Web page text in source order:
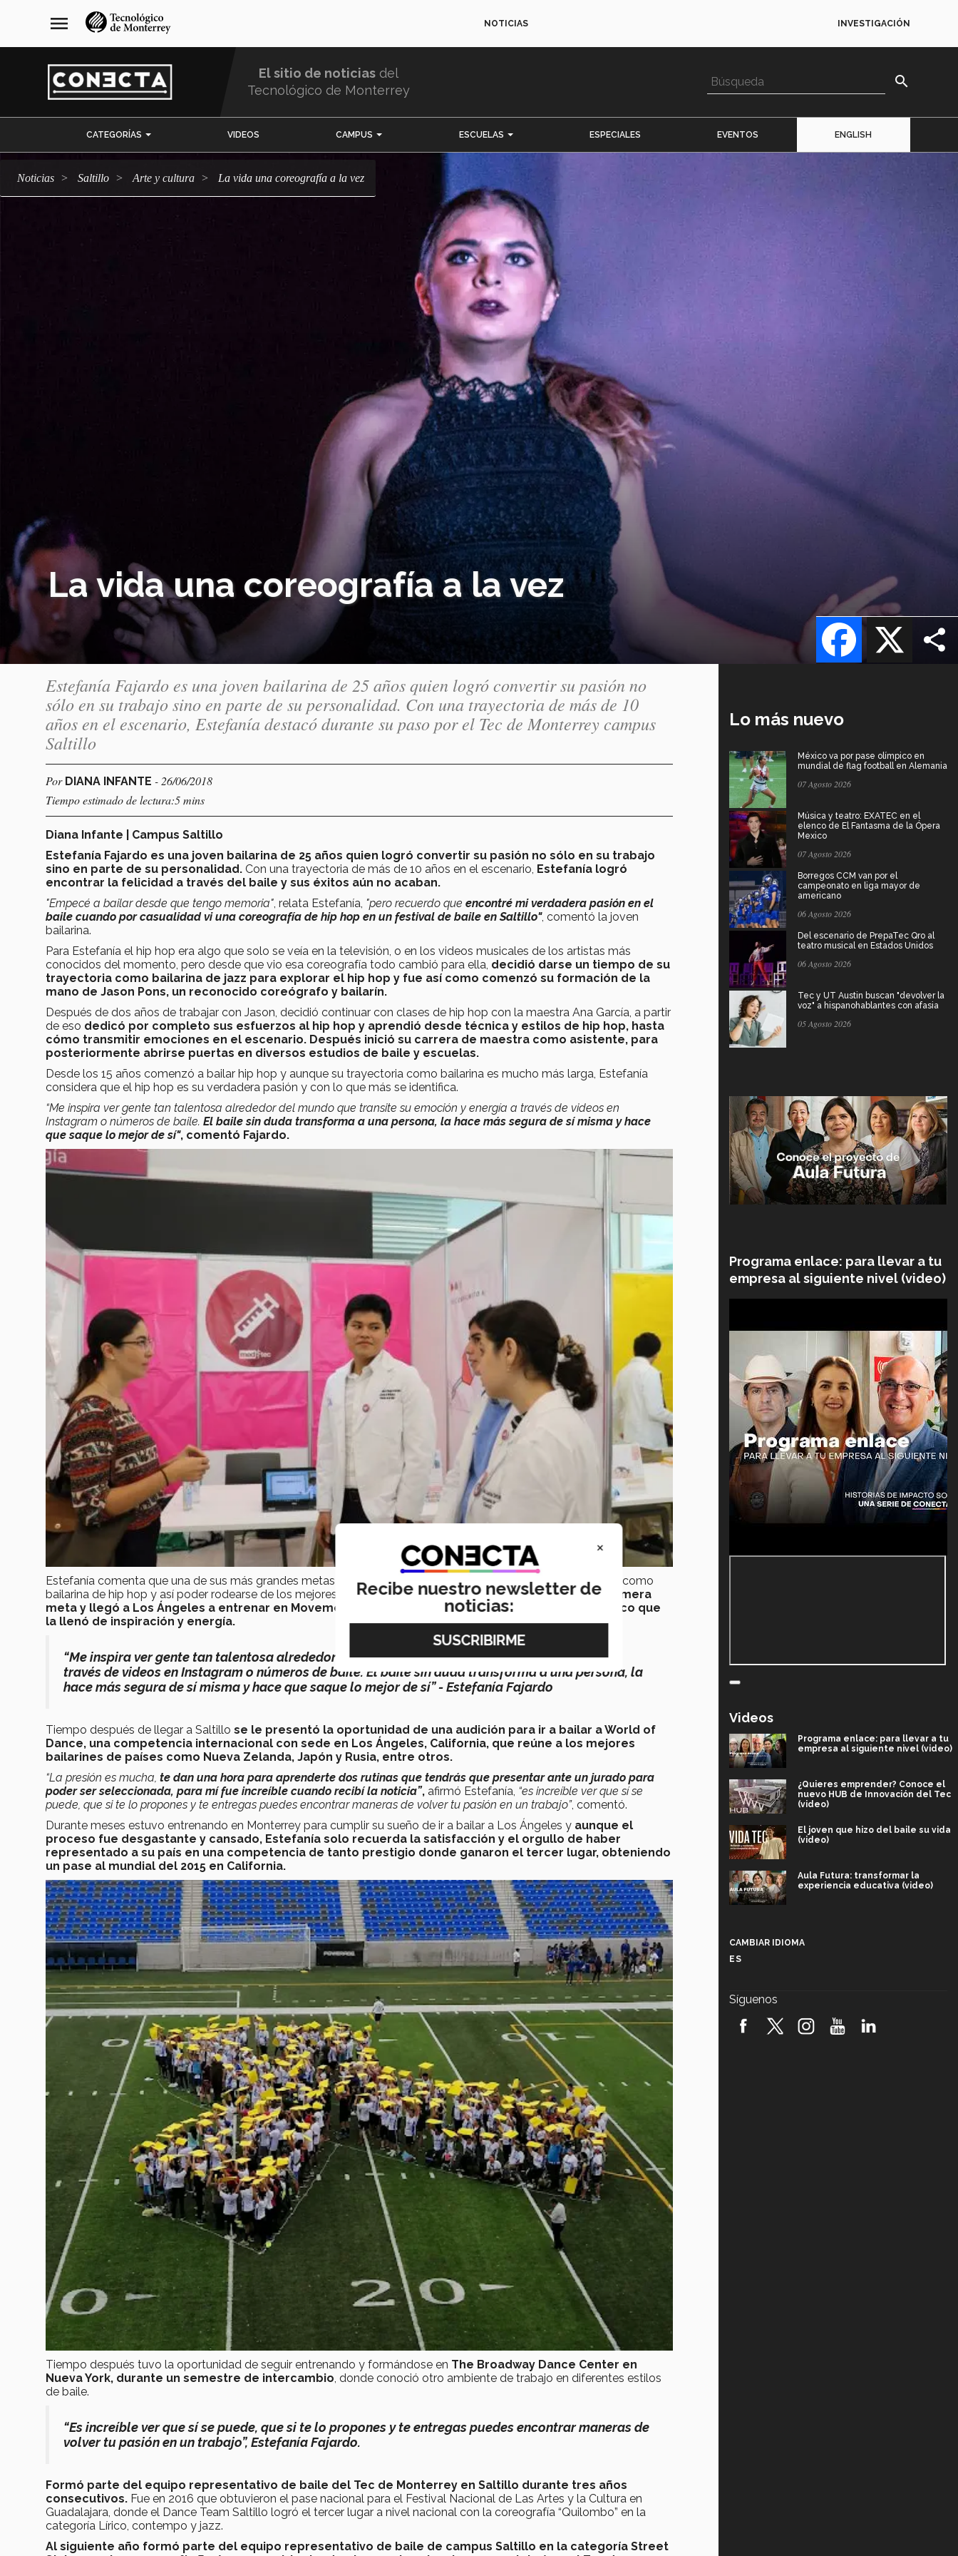
navegación
principal
menu NOTICIAS INVESTIGACIÓN
El sitio de noticias del
Tecnológico de Monterrey
search
CATEGORÍAS VIDEOS CAMPUS ESCUELAS ESPECIALES EVENTOS ENGLISH
Noticias Saltillo arte y cultura La vida una coreografía a la vez
La vida una coreografía a la vez
X
Facebook
Estefanía Fajardo es una joven bailarina de 25 años quien logró convertir su pasión no
sólo en su trabajo sino en parte de su personalidad. Con una trayectoria de más de 10
años en el escenario, Estefanía destacó durante su paso por el Tec de Monterrey campus
Saltillo
Por DIANA INFANTE - 26/06/2018
Tiempo estimado de lectura:5 mins
Diana Infante | Campus Saltillo
Estefanía Fajardo es una joven bailarina de 25 años quien logró convertir su pasión no sólo en su trabajo
sino en parte de su personalidad. Con una trayectoria de más de 10 años en el escenario, Estefanía logró
encontrar la felicidad a través del baile y sus éxitos aún no acaban.
"Empecé a bailar desde que tengo memoria" , relata Estefanía, "pero recuerdo que encontré mi verdadera pasión en el
baile cuando por casualidad vi una coreografía de hip hop en un festival de baile en Saltillo", comentó la joven
bailarina.
Para Estefanía el hip hop era algo que solo se veía en la televisión, o en los videos musicales de los artistas más
conocidos del momento, pero desde que vio esa coreografía todo cambió para ella, decidió darse un tiempo de su
trayectoria como bailarina de jazz para explorar el hip hop y fue así como comenzó su formación de la
mano de Jason Pons, un reconocido coreógrafo y bailarín.
Después de dos años de trabajar con Jason, decidió continuar con clases de hip hop con la maestra Ana García, a partir
de eso dedicó por completo sus esfuerzos al hip hop y aprendió desde técnica y estilos de hip hop, hasta
cómo transmitir emociones en el escenario. Después inició su carrera de maestra como asistente, para
posteriormente abrirse puertas en diversos estudios de baile y escuelas.
Desde los 15 años comenzó a bailar hip hop y aunque su trayectoria como bailarina es mucho más larga, Estefanía
considera que el hip hop es su verdadera pasión y con lo que más se identifica.
“Me inspira ver gente tan talentosa alrededor del mundo que transite su emoción y energía a través de videos en
Instagram o números de baile. El baile sin duda transforma a una persona, la hace más segura de sí misma y hace
que saque lo mejor de sí", comentó Fajardo.
Estefanía comenta que una de sus más grandes metas era llegar a Los Ángeles para seguir con su formación como
bailarina de hip hop y así poder rodearse de los mejores bailarines a nivel mundial.A los 21 años logró su primera
meta y llegó a Los Ángeles a entrenar en Movement Studio donde encontró un ecosistema artístico que
la llenó de inspiración y energía.
“Me inspira ver gente tan talentosa alrededor del mundo que transite su emoción y energía a
través de videos en Instagram o números de baile. El baile sin duda transforma a una persona, la
hace más segura de sí misma y hace que saque lo mejor de sí” - Estefanía Fajardo
Tiempo después de llegar a Saltillo se le presentó la oportunidad de una audición para ir a bailar a World of
Dance, una competencia internacional con sede en Los Ángeles, California, que reúne a los mejores
bailarines de países como Nueva Zelanda, Japón y Rusia, entre otros.
“La presión es mucha, te dan una hora para aprenderte dos rutinas que tendrás que presentar ante un jurado para
poder ser seleccionada, para mí fue increíble cuando recibí la noticia”, afirmó Estefanía, “es increíble ver que sí se
puede, que si te lo propones y te entregas puedes encontrar maneras de volver tu pasión en un trabajo”, comentó.
Durante meses estuvo entrenando en Monterrey para cumplir su sueño de ir a bailar a Los Ángeles y aunque el
proceso fue desgastante y cansado, Estefanía solo recuerda la satisfacción y el orgullo de haber
representado a su país en una competencia de tanto prestigio donde ganaron el tercer lugar, obteniendo
un pase al mundial del 2015 en California.
Tiempo después tuvo la oportunidad de seguir entrenando y formándose en The Broadway Dance Center en
Nueva York, durante un semestre de intercambio, donde conoció otro ambiente de trabajo en diferentes estilos
de baile.
“Es increíble ver que sí se puede, que si te lo propones y te entregas puedes encontrar maneras de
volver tu pasión en un trabajo”, Estefanía Fajardo.
Formó parte del equipo representativo de baile del Tec de Monterrey en Saltillo durante tres años
consecutivos. Fue en 2016 que obtuvieron el pase nacional para el Festival Nacional de Las Artes y la Cultura en
Guadalajara, donde el Dance Team Saltillo logró el tercer lugar a nivel nacional con la coreografía “Quilombo” en la
categoría Lírico, contempo y jazz.
Al siguiente año formó parte del equipo representativo de baile de campus Saltillo en la categoría Street
Lo más nuevo
México va por pase olímpico en
mundial de flag football en Alemania
07 Agosto 2026
Música y teatro: EXATEC en el
elenco de El Fantasma de la Ópera
Mexico
07 Agosto 2026
Borregos CCM van por el
campeonato en liga mayor de
americano
06 Agosto 2026
Del escenario de PrepaTec Qro al
teatro musical en Estados Unidos
06 Agosto 2026
Tec y UT Austin buscan "devolver la
voz" a hispanohablantes con afasia
05 Agosto 2026
Programa enlace: para llevar a tu
empresa al siguiente nivel (video)
Videos
Programa enlace: para llevar a tu
empresa al siguiente nivel (video)
¿Quieres emprender? Conoce el
nuevo HUB de Innovación del Tec
(video)
El joven que hizo del baile su vida
(video)
Aula Futura: transformar la
experiencia educativa (video)
robótica FIRST 2026! (video)
CAMBIAR IDIOMA
ES
Síguenos
×
Recibe nuestro newsletter de
noticias: